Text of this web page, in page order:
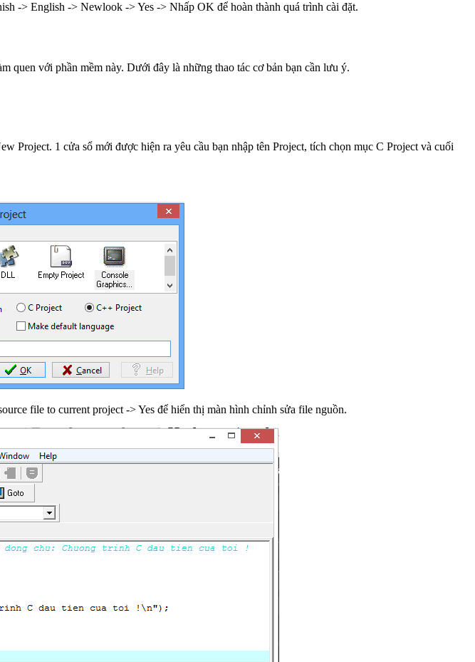
-> English -> Newlook -> Yes -> Nhấp OK để hoàn thành quá trình cài đặt.
quen với phần mềm này. Dưới đây là những thao tác cơ bản bạn cần lưu ý.
1 cửa sổ mới được hiện ra yêu cầu bạn nhập tên Project, tích chọn mục C Project và cuối
file to current project -> Yes để hiển thị màn hình chỉnh sửa file nguồn.